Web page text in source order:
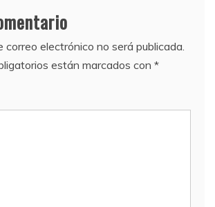
correo electrónico no será publicada.
están marcados con *